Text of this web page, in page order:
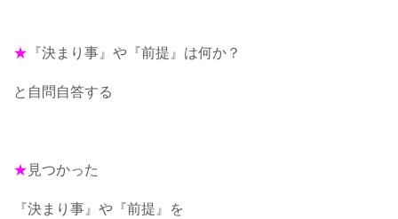
★ 『決まり事』や『前提』は何か？
と自問自答する
★ 見つかった
『決まり事』や『前提』を